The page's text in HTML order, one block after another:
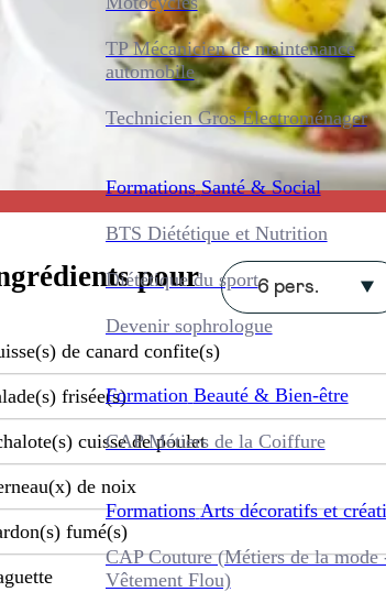
TP Mécanicien de maintenance
automobile
Technicien Gros Électroménager
Formations Santé & Social
BTS Diététique et Nutrition
Diététique du sport
Devenir sophrologue
Formation Beauté & Bien-être
CAP Métiers de la Coiffure
Formations Arts décoratifs et
CAP Couture (Métiers de la mode
Vêtement Flou)
pour 6 pers.
de canard confite(s)
frisée(s)
cuisse de poulet
de noix
fumé(s)